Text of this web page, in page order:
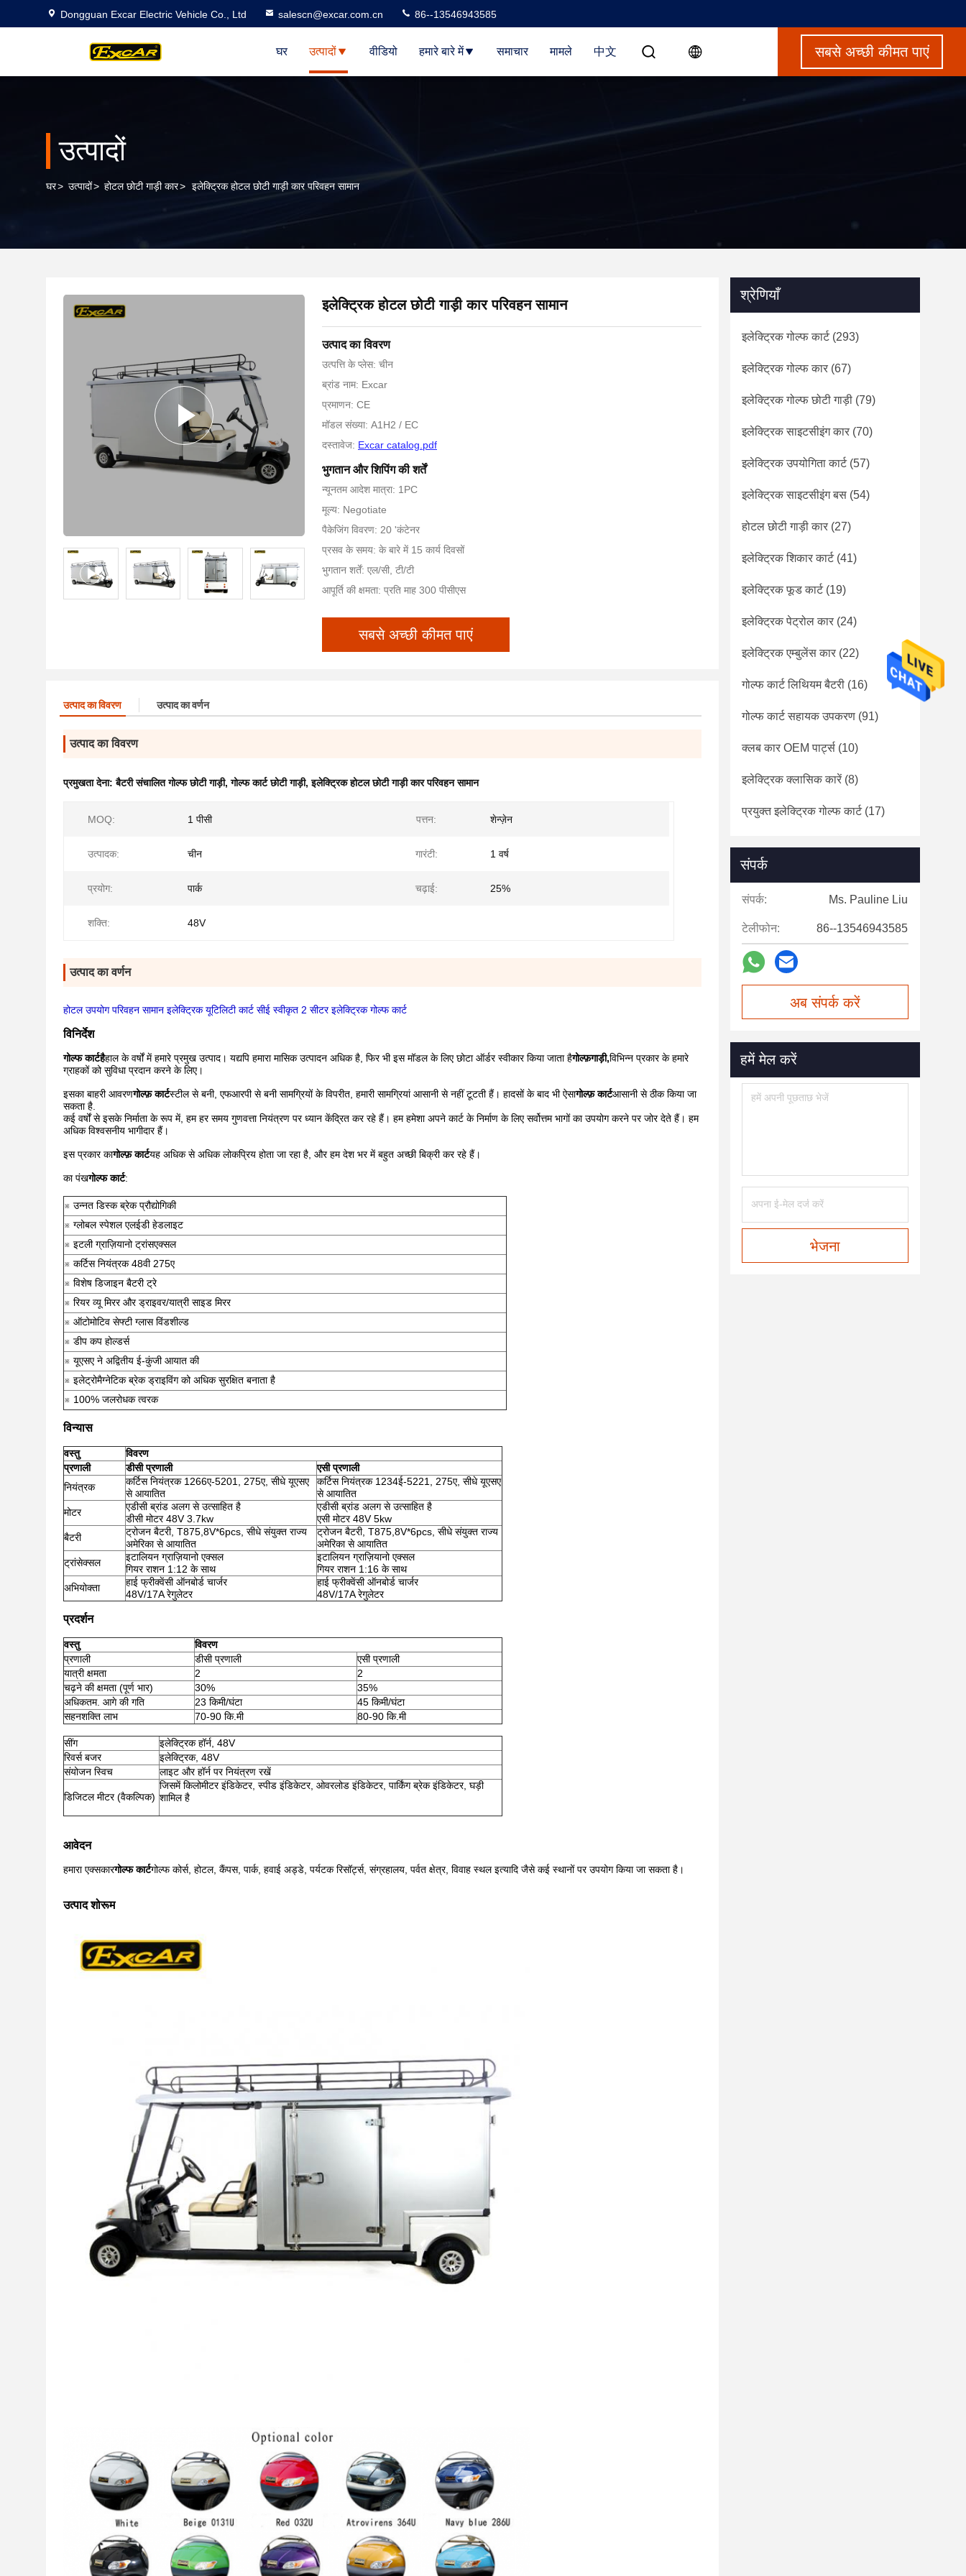
Dongguan Excar Electric Vehicle Co., Ltd salescn@excar.com.cn 86--13546943585
घर उत्पादों वीडियो हमारे बारे में समाचार मामले 中文 सबसे अच्छी कीमत पाएं
उत्पादों
घर> उत्पादों> होटल छोटी गाड़ी कार> इलेक्ट्रिक होटल छोटी गाड़ी कार परिवहन सामान
इलेक्ट्रिक होटल छोटी गाड़ी कार परिवहन सामान
उत्पाद का विवरण
उत्पत्ति के प्लेस: चीन
ब्रांड नाम: Excar
प्रमाणन: CE
मॉडल संख्या: A1H2 / EC
दस्तावेज: Excar catalog.pdf
भुगतान और शिपिंग की शर्तें
न्यूनतम आदेश मात्रा: 1PC
मूल्य: Negotiate
पैकेजिंग विवरण: 20 'कंटेनर
प्रसव के समय: के बारे में 15 कार्य दिवसों
भुगतान शर्तें: एल/सी, टी/टी
आपूर्ति की क्षमता: प्रति माह 300 पीसीएस
सबसे अच्छी कीमत पाएं
उत्पाद का विवरण उत्पाद का वर्णन
उत्पाद का विवरण
प्रमुखता देना:बैटरी संचालित गोल्फ छोटी गाड़ी,गोल्फ कार्ट छोटी गाड़ी,इलेक्ट्रिक होटल छोटी गाड़ी कार परिवहन सामान
MOQ: 1 पीसी पत्तन: शेन्ज़ेन
उत्पादक: चीन गारंटी: 1 वर्ष
प्रयोग: पार्क चढ़ाई: 25%
शक्ति: 48V
उत्पाद का वर्णन
होटल उपयोग परिवहन सामान इलेक्ट्रिक यूटिलिटी कार्ट सीई स्वीकृत 2 सीटर इलेक्ट्रिक गोल्फ कार्ट
विनिर्देश
गोल्फ कार्टहैहाल के वर्षों में हमारे प्रमुख उत्पाद। यद्यपि हमारा मासिक उत्पादन अधिक है, फिर भी इस मॉडल के लिए छोटा ऑर्डर स्वीकार किया जाता हैगोल्फ़गाड़ी,विभिन्न प्रकार के हमारे
ग्राहकों को सुविधा प्रदान करने के लिए।
इसका बाहरी आवरणगोल्फ़ कार्टस्टील से बनी, एफआरपी से बनी सामग्रियों के विपरीत, हमारी सामग्रियां आसानी से नहीं टूटती हैं। हादसों के बाद भी ऐसागोल्फ़ कार्टआसानी से ठीक किया जा
सकता है.
कई वर्षों से इसके निर्माता के रूप में, हम हर समय गुणवत्ता नियंत्रण पर ध्यान केंद्रित कर रहे हैं। हम हमेशा अपने कार्ट के निर्माण के लिए सर्वोत्तम भागों का उपयोग करने पर जोर देते हैं। हम
अधिक विश्वसनीय भागीदार हैं।
इस प्रकार कागोल्फ़ कार्टयह अधिक से अधिक लोकप्रिय होता जा रहा है, और हम देश भर में बहुत अच्छी बिक्री कर रहे हैं।
का पंखगोल्फ कार्ट:
※ उन्नत डिस्क ब्रेक प्रौद्योगिकी
※ ग्लोबल स्पेशल एलईडी हेडलाइट
※ इटली ग्राज़ियानो ट्रांसएक्सल
※ कर्टिस नियंत्रक 48वी 275ए
※ विशेष डिजाइन बैटरी ट्रे
※ रियर व्यू मिरर और ड्राइवर/यात्री साइड मिरर
※ ऑटोमोटिव सेफ्टी ग्लास विंडशील्ड
※ डीप कप होल्डर्स
※ यूएसए ने अद्वितीय ई-कुंजी आयात की
※ इलेट्रोमैग्नेटिक ब्रेक ड्राइविंग को अधिक सुरक्षित बनाता है
※ 100% जलरोधक त्वरक
विन्यास
वस्तु
विवरण
प्रणाली
डीसी प्रणाली
एसी प्रणाली
नियंत्रक
कर्टिस नियंत्रक 1266ए-5201, 275ए, सीधे यूएसए
से आयातित
कर्टिस नियंत्रक 1234ई-5221, 275ए, सीधे यूएसए
से आयातित
मोटर
एडीसी ब्रांड अलग से उत्साहित है
डीसी मोटर 48V 3.7kw
एडीसी ब्रांड अलग से उत्साहित है
एसी मोटर 48V 5kw
बैटरी
ट्रोजन बैटरी, T875,8V*6pcs, सीधे संयुक्त राज्य
अमेरिका से आयातित
ट्रोजन बैटरी, T875,8V*6pcs, सीधे संयुक्त राज्य
अमेरिका से आयातित
ट्रांसेक्सल
इटालियन ग्राज़ियानो एक्सल
गियर राशन 1:12 के साथ
इटालियन ग्राज़ियानो एक्सल
गियर राशन 1:16 के साथ
अभियोक्ता
हाई फ्रीक्वेंसी ऑनबोर्ड चार्जर
48V/17A रेगुलेटर
हाई फ्रीक्वेंसी ऑनबोर्ड चार्जर
48V/17A रेगुलेटर
प्रदर्शन
वस्तु
विवरण
प्रणाली
डीसी प्रणाली
एसी प्रणाली
यात्री क्षमता
2
2
चढ़ने की क्षमता (पूर्ण भार)
30%
35%
अधिकतम. आगे की गति
23 किमी/घंटा
45 किमी/घंटा
सहनशक्ति लाभ
70-90 कि.मी 80-90 कि.मी
सींग
इलेक्ट्रिक हॉर्न, 48V
रिवर्स बजर
इलेक्ट्रिक, 48V
संयोजन स्विच
लाइट और हॉर्न पर नियंत्रण रखें
डिजिटल मीटर (वैकल्पिक)
जिसमें किलोमीटर इंडिकेटर, स्पीड इंडिकेटर, ओवरलोड इंडिकेटर, पार्किंग ब्रेक इंडिकेटर, घड़ी
शामिल है
आवेदन
हमारा एक्सकारगोल्फ कार्टगोल्फ कोर्स, होटल, कैंपस, पार्क, हवाई अड्डे, पर्यटक रिसॉर्ट्स, संग्रहालय, पर्वत क्षेत्र, विवाह स्थल इत्यादि जैसे कई स्थानों पर उपयोग किया जा सकता है।
उत्पाद शोरूम
श्रेणियाँ
इलेक्ट्रिक गोल्फ कार्ट(293)
इलेक्ट्रिक गोल्फ कार (67)
इलेक्ट्रिक गोल्फ छोटी गाड़ी (79)
इलेक्ट्रिक साइटसीइंग कार (70)
इलेक्ट्रिक उपयोगिता कार्ट(57)
इलेक्ट्रिक साइटसीइंग बस (54)
होटल छोटी गाड़ी कार (27)
इलेक्ट्रिक शिकार कार्ट(41)
इलेक्ट्रिक फूड कार्ट(19)
इलेक्ट्रिक पेट्रोल कार (24)
इलेक्ट्रिक एम्बुलेंस कार (22)
गोल्फ कार्ट लिथियम बैटरी (16)
गोल्फ कार्ट सहायक उपकरण (91)
क्लब कार OEM पार्ट्स (10)
इलेक्ट्रिक क्लासिक कारें (8)
प्रयुक्त इलेक्ट्रिक गोल्फ कार्ट(17)
संपर्क
संपर्क: Ms. Pauline Liu
टेलीफोन: 86--13546943585
अब संपर्क करें
हमें मेल करें
भेजना